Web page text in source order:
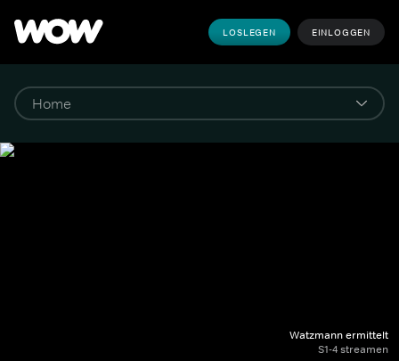
LOSLEGEN EINLOGGEN
Watzmann ermittelt
S1-4 streamen